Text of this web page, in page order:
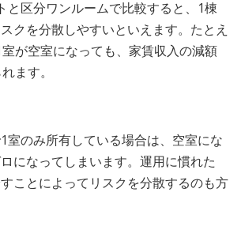
と区分ワンルームで比較すると、1棟
クを分散しやすいといえます。たとえ
が空室になっても、家賃収入の減額
ます。
室のみ所有している場合は、空室にな
になってしまいます。運用に慣れた
ことによってリスクを分散するのも方